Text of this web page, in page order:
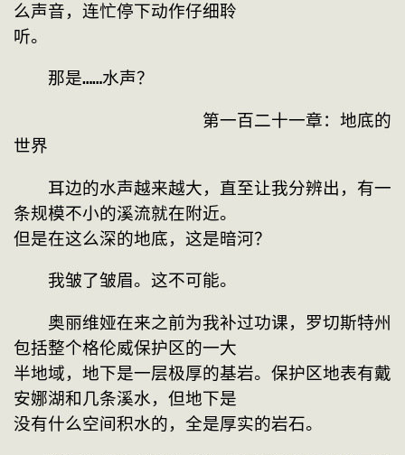
么声音，连忙停下动作仔细聆
听。
那是……水声？
第一百二十一章：地底的
世界
耳边的水声越来越大，直至让我分辨出，有一
条规模不小的溪流就在附近。
但是在这么深的地底，这是暗河？
我皱了皱眉。这不可能。
奥丽维娅在来之前为我补过功课，罗切斯特州
包括整个格伦威保护区的一大
半地域，地下是一层极厚的基岩。保护区地表有戴
安娜湖和几条溪水，但地下是
没有什么空间积水的，全是厚实的岩石。